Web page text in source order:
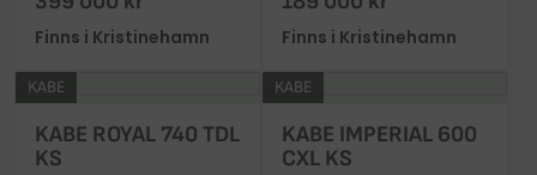
Finns i Kristinehamn Finns i Kristinehamn
KABE
KABE ROYAL 740 TDL
KS
KABE
KABE IMPERIAL 600
CXL KS